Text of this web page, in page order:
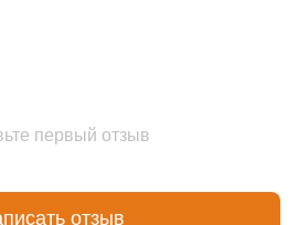
первый отзыв
отзыв